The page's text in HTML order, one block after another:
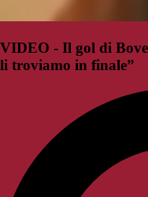
VIDEO - Il gol di
li troviamo in finale”